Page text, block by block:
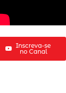
Inscreva-se
no Canal